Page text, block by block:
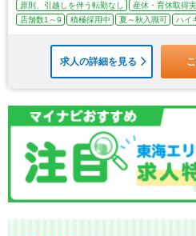
原則、引越しを伴う転勤なし
産休・育休取得
店舗数1～9
積極採用中 夏～秋入職可 ハイ
求人の詳細を見る